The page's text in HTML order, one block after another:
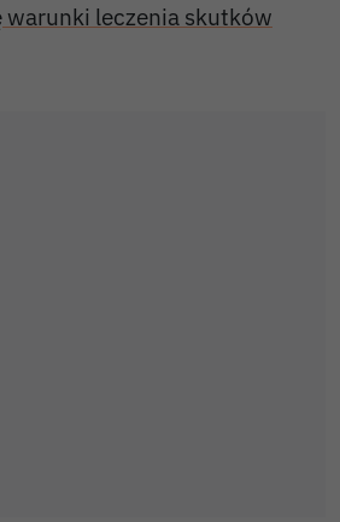
warunki leczenia skutków